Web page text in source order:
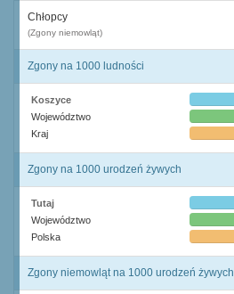
Chłopcy
(Zgony niemowląt)
Zgony na 1000 ludności
Koszyce
Województwo
Kraj
Zgony na 1000 urodzeń żywych
Tutaj
Województwo
Polska
Zgony niemowląt na 1000 urodzeń żywych